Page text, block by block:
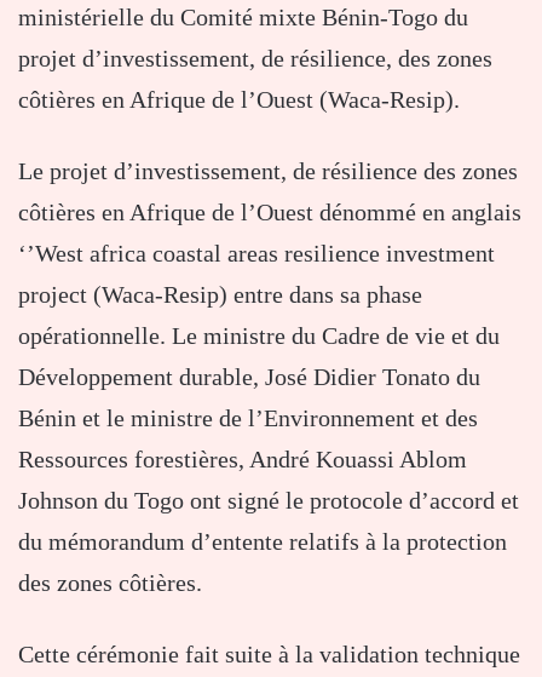
ministérielle du Comité mixte Bénin-Togo du
projet d’investissement, de résilience, des zones
côtières en Afrique de l’Ouest (Waca-Resip).
Le projet d’investissement, de résilience des zones
côtières en Afrique de l’Ouest dénommé en anglais
‘’West africa coastal areas resilience investment
project (Waca-Resip) entre dans sa phase
opérationnelle. Le ministre du Cadre de vie et du
Développement durable, José Didier Tonato du
Bénin et le ministre de l’Environnement et des
Ressources forestières, André Kouassi Ablom
Johnson du Togo ont signé le protocole d’accord et
du mémorandum d’entente relatifs à la protection
des zones côtières.
Cette cérémonie fait suite à la validation technique